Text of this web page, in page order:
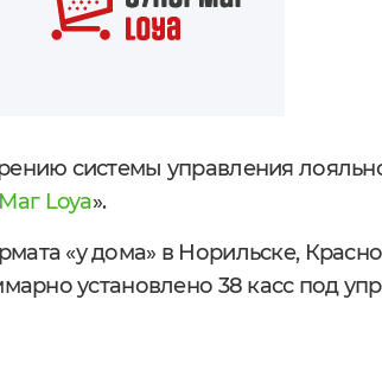
системы управления
Loya».
«у дома» в Норильске,
установлено 38 касс под